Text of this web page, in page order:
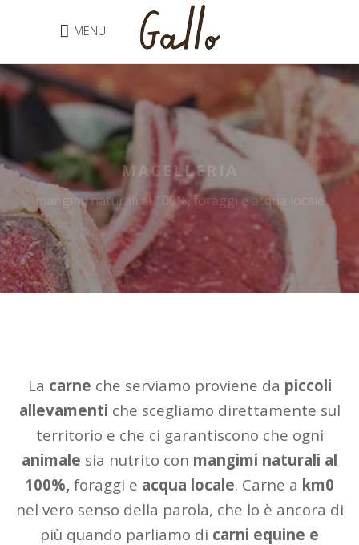
MENU
MACELLERIA
mangimi naturali al 100%, foraggi e acqua locale
La carne che serviamo proviene da piccoli
allevamenti che scegliamo direttamente sul
territorio e che ci garantiscono che ogni
animale sia nutrito con mangimi naturali al
100%, foraggi e acqua locale. Carne a km0
nel vero senso della parola, che lo è ancora di
più quando parliamo di carni equine e